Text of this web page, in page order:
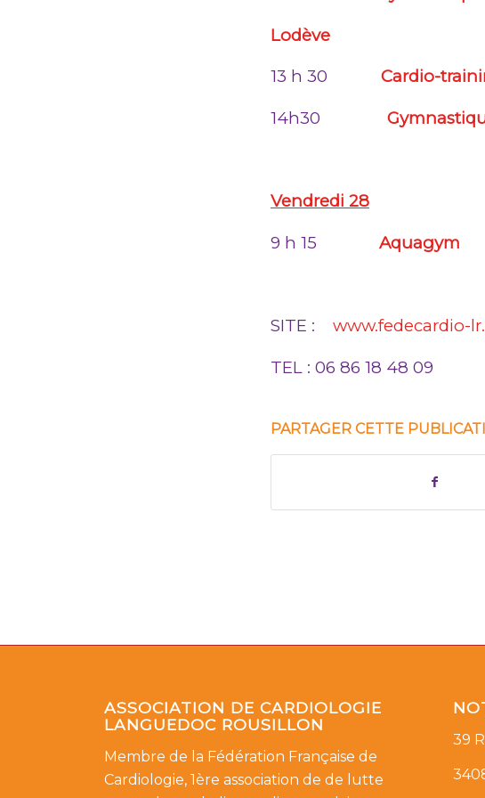
Lodève
13 h 30 Cardio-
14h30
Vendredi 28
9 h 15 Aquagym
SITE : www.fedecardio-
TEL : 06 86 18 48
PARTAGER CETTE
ASSOCIATION DE CARDIOLOGIE
LANGUEDOC ROUSILLON
Membre de la Fédération Française de
Cardiologie, 1ère association de de lutte
39